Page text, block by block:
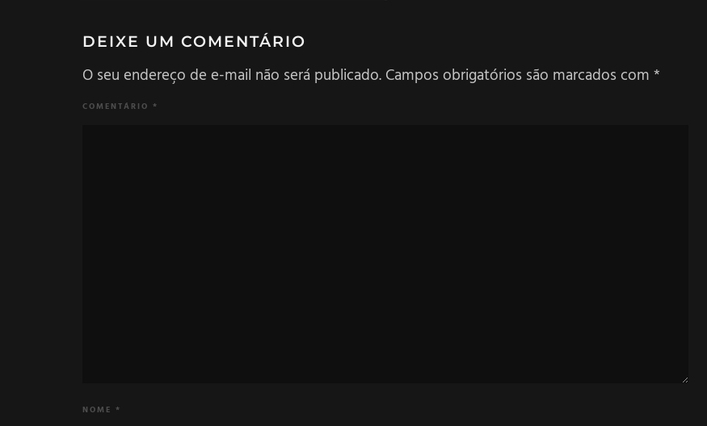
DEIXE UM COMENTÁRIO
O seu endereço de e-mail não será publicado. Campos obrigatórios são marcados com *
COMENTÁRIO *
NOME *